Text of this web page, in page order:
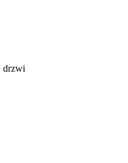
drzwi